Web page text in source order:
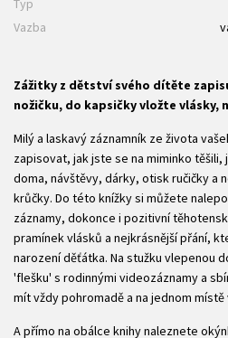
Typ
Vazba
Zážitky z dětství svého dítěte
nožičku, do kapsičky vložte vlásky,
Milý a laskavý záznamník ze života
zapisovat, jak jste se na miminko
doma, návštěvy, dárky, otisk ručičky a
krůčky. Do této knížky si můžete
záznamy, dokonce i pozitivní
pramínek vlásků a nejkrásnější přání,
narození děťátka. Na stužku vlepenou
'flešku' s rodinnými videozáznamy a
mít vždy pohromadě a na jednom
A přímo na obálce knihy naleznete